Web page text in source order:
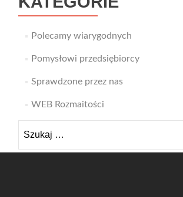
Polecamy wiarygodnych
Pomysłowi przedsiębiorcy
Sprawdzone przez nas
WEB Rozmaitości